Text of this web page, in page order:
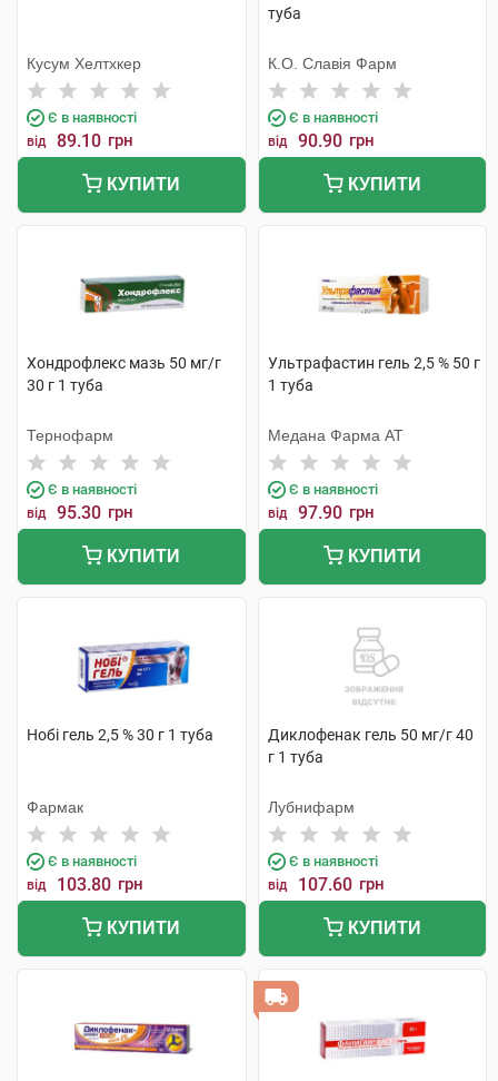
Кусум Хелтхкер
Є в наявності
від 89.10 грн
КУПИТИ
туба
К.О. Славія Фарм
Є в наявності
від 90.90 грн
КУПИТИ
Хондрофлекс мазь 50 мг/г
30 г 1 туба
Тернофарм
Є в наявності
від 95.30 грн
КУПИТИ
Ультрафастин гель 2,5 % 50 г
1 туба
Медана Фарма АТ
Є в наявності
від 97.90 грн
КУПИТИ
Нобі гель 2,5 % 30 г 1 туба
Фармак
Є в наявності
від 103.80 грн
КУПИТИ
Диклофенак гель 50 мг/г 40
г 1 туба
Лубнифарм
Є в наявності
від 107.60 грн
КУПИТИ